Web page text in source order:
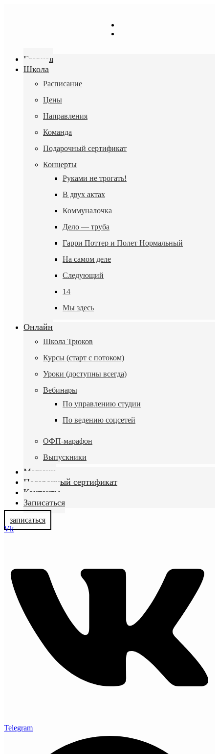
Главная
Школа
Расписание
Цены
Направления
Команда
Подарочный сертификат
Концерты
Руками не трогать!
В двух актах
Коммуналочка
Дело — труба
Гарри Поттер и Полет Нормальный
На самом деле
Следующий
14
Мы здесь
Онлайн
Школа Трюков
Курсы (старт с потоком)
Уроки (доступны всегда)
Вебинары
По управлению студии
По ведению соцсетей
ОФП-марафон
Выпускники
Магазин
Подарочный сертификат
Контакты
Записаться
записаться
Vk
Telegram